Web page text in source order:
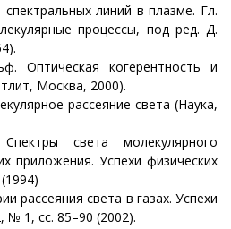
линий в плазме. Гл.
процессы, под ред. Д.
Оптическая когерентность и
Москва, 2000).
рассеяние света (Наука,
света молекулярного
приложения. Успехи физических
рассеяния света в газах. Успехи
№ 1, сс. 85–90 (2002).